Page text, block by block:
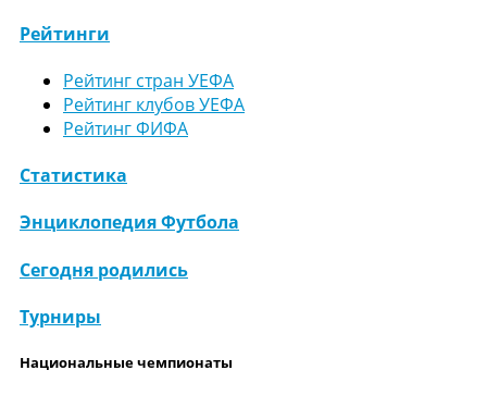
Рейтинги
Рейтинг стран УЕФА
Рейтинг клубов УЕФА
Рейтинг ФИФА
Статистика
Энциклопедия Футбола
Сегодня родились
Турниры
Национальные чемпионаты